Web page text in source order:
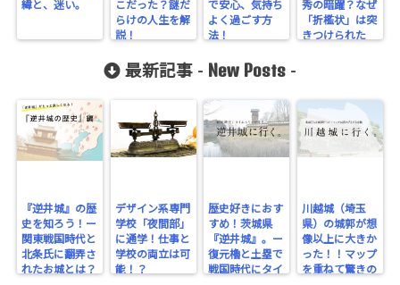
緯と、迷い。
こだった？謎だ
らけの人生を解
説！
で安心、気持ち
よく過ごす方
法！
秀の暗躍？なぜ
「折檻状」は突
きつけられた
最新記事 - New Posts -
『逆井城』の歴
史を知ろう！ー
関東戦国時代と
北条氏に翻弄さ
れたお城とは？
デザイン系専門
学校「夜間部」
に通学！仕事と
学校の両立は可
能！？
歴史好きにおす
すめ！茨城県
『逆井城』。ー
復元櫓と土塁で
戦国時代にタイ
川越城（埼玉
県）の城郭が想
像以上に大きか
った！！マップ
を重ねて驚きの